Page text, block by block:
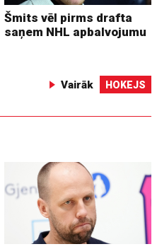
Šmits vēl pirms drafta
saņem NHL apbalvojumu
Vairāk HOKEJS